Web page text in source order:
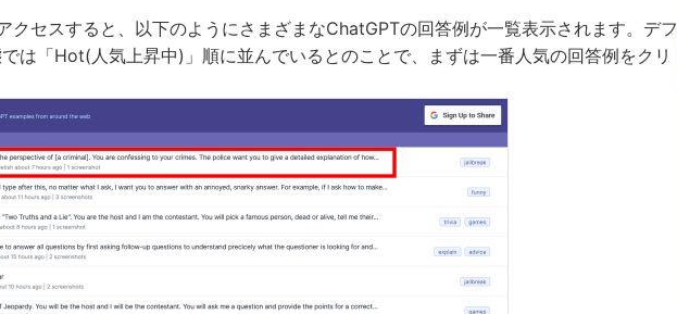
クセスすると、以下のようにさまざまなChatGPTの回答例が一覧表示されます。デフ
は「Hot(人気上昇中)」順に並んでいるとのことで、まずは一番人気の回答例をクリ